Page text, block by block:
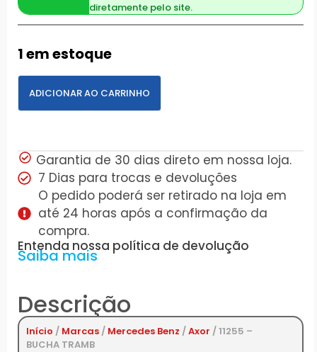
diretamente pelo site.
1 em estoque
ADICIONAR AO CARRINHO
Garantia de 30 dias direto em nossa loja.
7 Dias para trocas e devoluções
O pedido poderá ser retirado na loja em
até 24 horas após a confirmação da
compra.
Entenda nossa política de devolução
Saiba mais
Descrição
Início / Marcas / Mercedes Benz /Axor / 11255 –
BUCHA TRAMB